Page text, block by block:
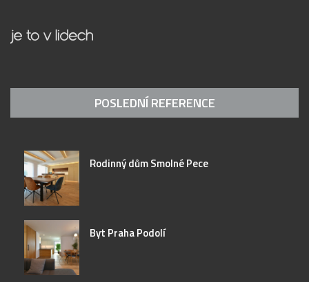
POSLEDNÍ REFERENCE
Rodinný dům Smolné Pece
Byt Praha Podolí